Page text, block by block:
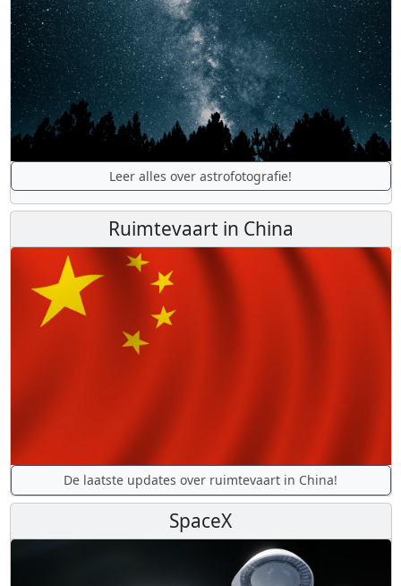
Leer alles over astrofotografie!
Ruimtevaart in China
De laatste updates over ruimtevaart in China!
SpaceX